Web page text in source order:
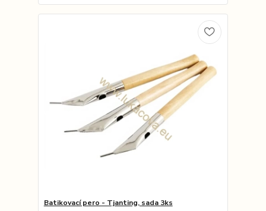
Batikovací pero - Tjanting, sada 3ks